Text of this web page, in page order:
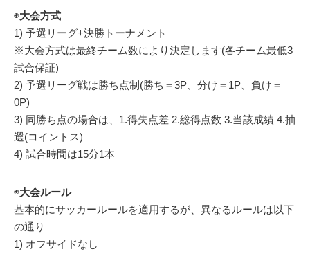
◉大会方式
1) 予選リーグ+決勝トーナメント
※大会方式は最終チーム数により決定します(各チーム最低3
試合保証)
2) 予選リーグ戦は勝ち点制(勝ち＝3P、分け＝1P、負け＝
0P)
3) 同勝ち点の場合は、1.得失点差 2.総得点数 3.当該成績 4.抽
選(コイントス)
4) 試合時間は15分1本
◉大会ルール
基本的にサッカールールを適用するが、異なるルールは以下
の通り
1) オフサイドなし